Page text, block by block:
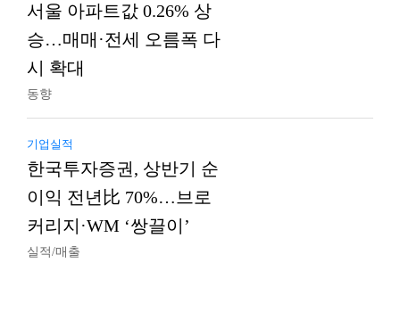
서울 아파트값 0.26% 상
승…매매·전세 오름폭 다
시 확대
동향
기업실적
한국투자증권, 상반기 순
이익 전년比 70%…브로
커리지·WM ‘쌍끌이’
실적/매출